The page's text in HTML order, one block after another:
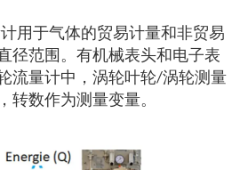
用于气体的贸易计量和非贸易
径范围。有机械表头和电子表
流量计中，涡轮叶轮/涡轮测量
转数作为测量变量。